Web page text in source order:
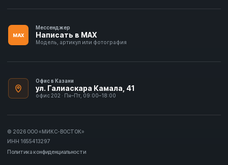
MAX
Мессенджер
Написать в MAX
Модель, артикул или фотография
Офис в Казани
ул. Галиаскара Камала, 41
офис 202 · Пн–Пт, 09:00–18:00
© 2026 ООО «МИКС-ВОСТОК»
ИНН 1655413297
Политика конфиденциальности